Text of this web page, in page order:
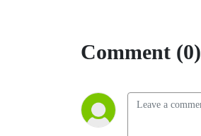
Comment (0)